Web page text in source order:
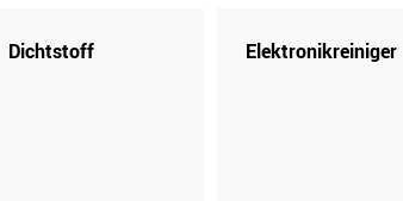
Dichtstoff Elektronikreiniger